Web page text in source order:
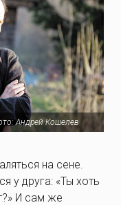
Андрей Кошелев
на сене.
у друга: «Ты хоть
И сам же